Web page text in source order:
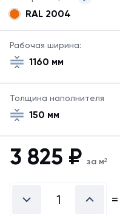
сэндвич-
панелей
все
Для
заказа
другого
RAL 2004
Рабочая ширина:
1160 мм
Толщина наполнителя
150 мм
3 825 ₽ за м²
=